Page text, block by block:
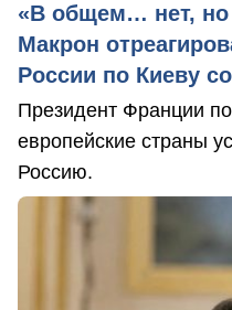
«В общем… нет,
Макрон
России по Киеву
Президент Франции
европейские страны
Россию.